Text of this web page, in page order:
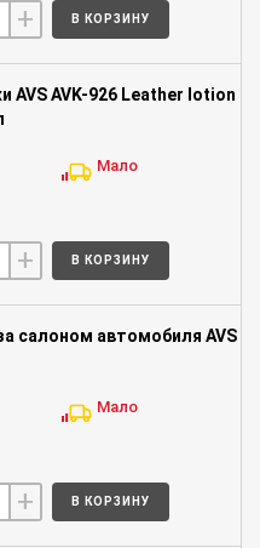
+ В КОРЗИНУ
AVS AVK-926 Leather lotion
Мало
+ В КОРЗИНУ
салоном автомобиля AVS
Мало
+ В КОРЗИНУ